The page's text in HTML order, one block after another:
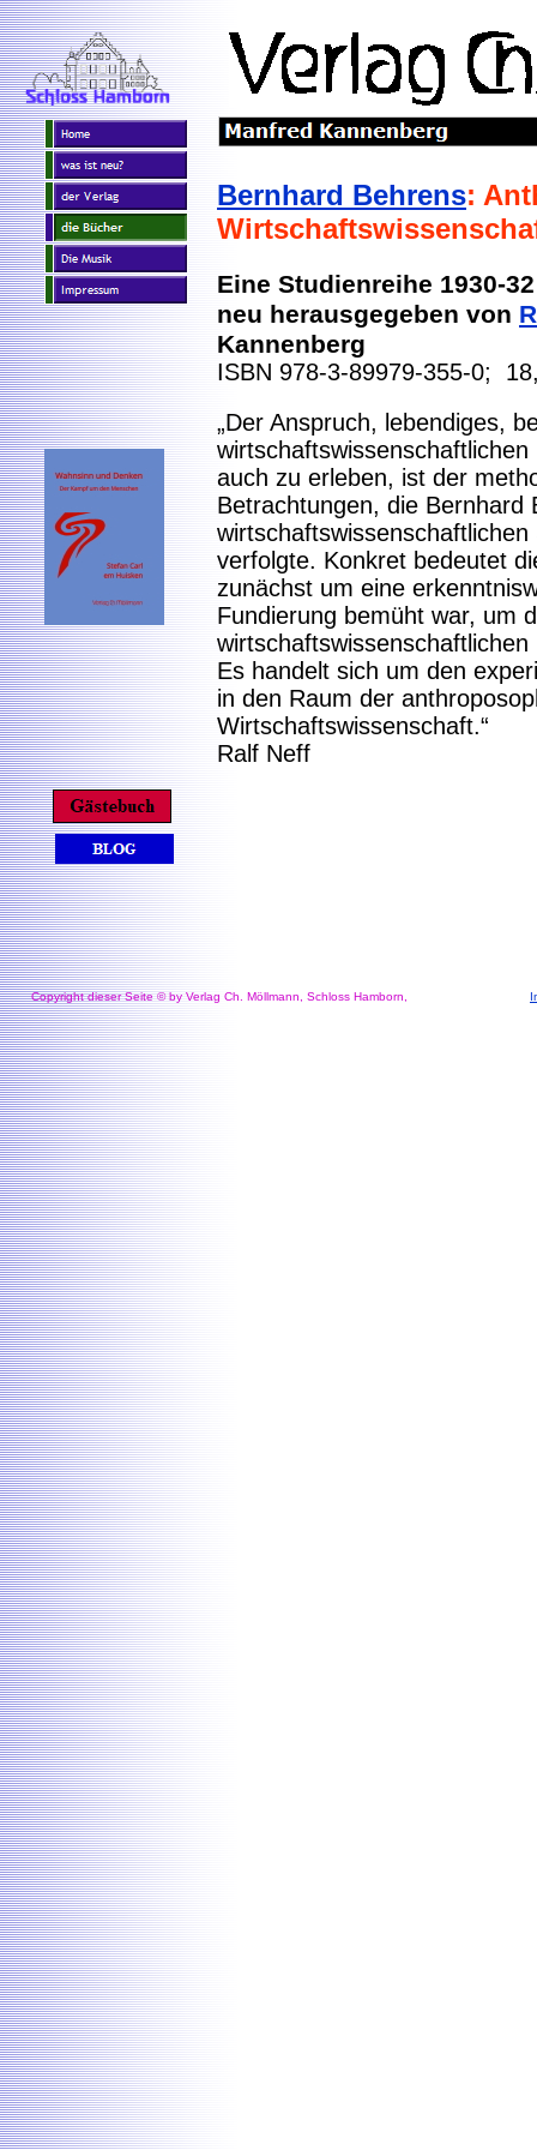
Bernhard Behrens:
Eine Studienreihe 1930-32
neu herausgegeben von
Kannenberg
ISBN 978-3-89979-355-0;
„Der Anspruch, lebendiges,
auch zu erleben, ist der
Betrachtungen, die Bernhard
verfolgte. Konkret bedeutet
zunächst um eine
Fundierung bemüht war, um
Es handelt sich um den
in den Raum der
Wirtschaftswissenschaft.“
Ralf Neff
Copyright dieser Seite © by Verlag Ch. Möllmann, Schloss Hamborn,